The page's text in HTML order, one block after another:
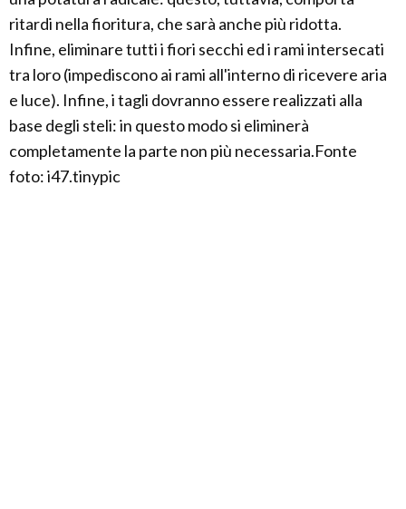
ritardi nella fioritura, che sarà anche più ridotta.
Infine, eliminare tutti i fiori secchi ed i rami intersecati
tra loro (impediscono ai rami all'interno di ricevere aria
e luce). Infine, i tagli dovranno essere realizzati alla
base degli steli: in questo modo si eliminerà
completamente la parte non più necessaria.Fonte
foto: i47.tinypic